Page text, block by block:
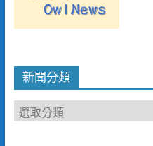
新聞分類
新